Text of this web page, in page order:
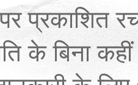
प्रकाशित
के बिना